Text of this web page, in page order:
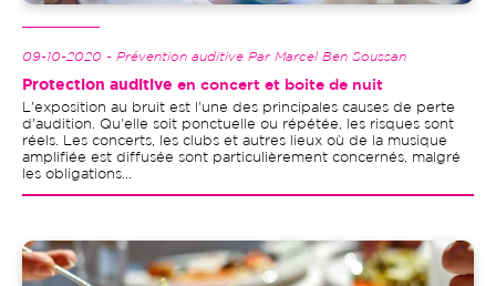
09-10-2020 - Prévention auditive Par Marcel Ben Soussan
Protection auditive en concert et boite de nuit
L'exposition au bruit est l'une des principales causes de perte
d'audition. Qu'elle soit ponctuelle ou répétée, les risques sont
réels. Les concerts, les clubs et autres lieux où de la musique
amplifiée est diffusée sont particulièrement concernés, malgré
les obligations...
Image